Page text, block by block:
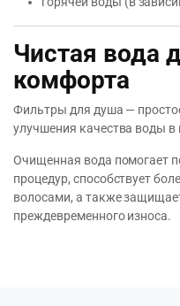
Чистая вода
комфорта
Фильтры для душа —
улучшения качества воды в
Очищенная вода помогает
процедур, способствует
волосами, а также
преждевременного износа.